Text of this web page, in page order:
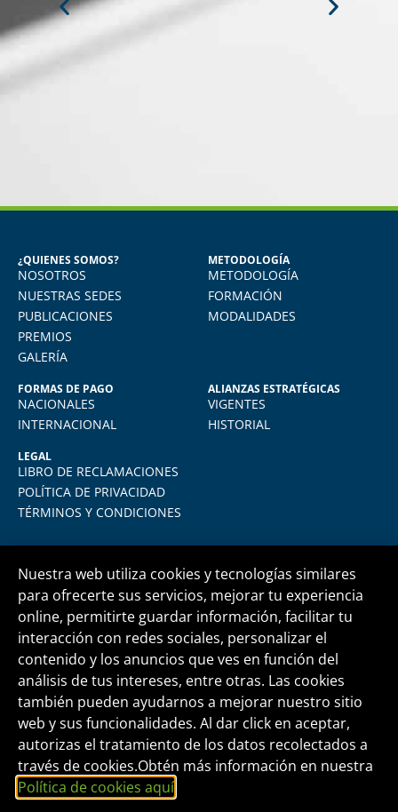
CARPIO
Aprendí muchísimo. Uso todo lo aprendido
en mi quehacer diario, actualmente me
desempeño como jefe de RRHH en la
empresa donde laboro.
¿QUIENES SOMOS?
NOSOTROS
NUESTRAS SEDES
PUBLICACIONES
PREMIOS
GALERÍA
METODOLOGÍA
METODOLOGÍA
FORMACIÓN
MODALIDADES
FORMAS DE PAGO
NACIONALES
INTERNACIONAL
ALIANZAS ESTRATÉGICAS
VIGENTES
HISTORIAL
LEGAL
LIBRO DE RECLAMACIONES
POLÍTICA DE PRIVACIDAD
TÉRMINOS Y CONDICIONES
Central telefónica+51 1 500 6133
informes@fide.edu.pe
Edificio T-Tower Of. 2004 | Av. Rivera Navarrete
395 - San Isidro
Nuestra web utiliza cookies y tecnologías similares
para ofrecerte sus servicios, mejorar tu experiencia
online, permitirte guardar información, facilitar tu
interacción con redes sociales, personalizar el
contenido y los anuncios que ves en función del
análisis de tus intereses, entre otras. Las cookies
también pueden ayudarnos a mejorar nuestro sitio
web y sus funcionalidades. Al dar click en aceptar,
autorizas el tratamiento de los datos recolectados a
través de cookies.Obtén más información en nuestra
Política de cookies aquí